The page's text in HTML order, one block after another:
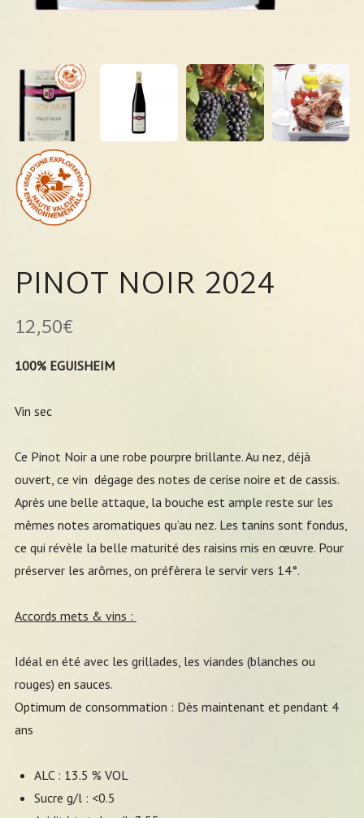
PINOT NOIR 2024
12,50€
100% EGUISHEIM
Vin sec
Ce Pinot Noir a une robe pourpre brillante. Au nez, déjà
ouvert, ce vin dégage des notes de cerise noire et de cassis.
Après une belle attaque, la bouche est ample reste sur les
mêmes notes aromatiques qu’au nez. Les tanins sont fondus,
ce qui révèle la belle maturité des raisins mis en œuvre. Pour
préserver les arômes, on préfèrera le servir vers 14°.
Accords mets & vins :
Idéal en été avec les grillades, les viandes (blanches ou
rouges) en sauces.
Optimum de consommation : Dès maintenant et pendant 4
ans
ALC : 13.5 % VOL
Sucre g/l : <0.5